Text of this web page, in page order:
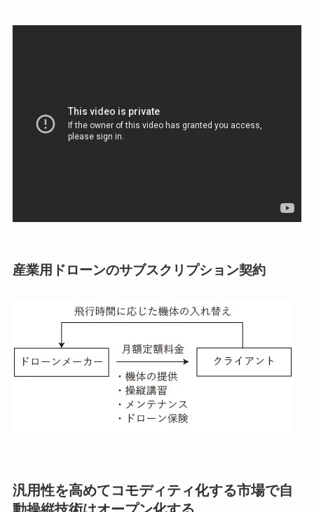
産業用ドローンのサブスクリプション契約
汎用性を高めてコモディティ化する市場で自